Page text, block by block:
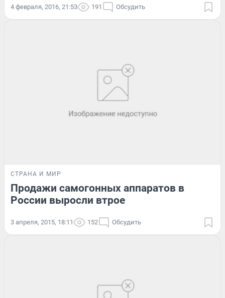
4 февраля, 2016, 21:53 191 Обсудить
СТРАНА И МИР
Продажи самогонных аппаратов в
России выросли втрое
3 апреля, 2015, 18:11 152 Обсудить